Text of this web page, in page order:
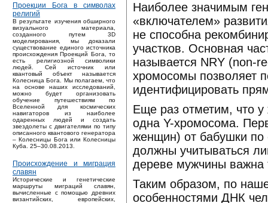
Проекции Бога в символах
религий
В результате изучения обширного
визуального материала,
созданного путем 3D
моделирования, мы доказали
существование единого источника
происхождения Проекций Бога, то
есть религиозной символики
людей. Сей источник или
квантовый объект называется
Колесница Бога. Мы полагаем, что
на основе наших исследований,
можно будет организовать
обучение путешествиям по
Вселенной для космических
навигаторов из наиболее
одаренных людей и создать
звездолеты с двигателями по типу
описанного квантового генератора
– Колесницы Бога или Колесницы
Куба. 25–30.08.2013.
Происхождение и миграция
славян
Исторические и генетические
маршруты миграций славян,
вычисленные с помощью древних
византийских, европейских,
Наиболее значимым
«включателем»
не способна
участков. Основная
называется NRY (non-
хромосомы позволяет
идентифицировать
Еще раз отметим, что
одна Y-хромосома.
женщин) от бабушки по
должны учитываться
дереве мужчины важна
Таким образом, по
особенностями ДНК